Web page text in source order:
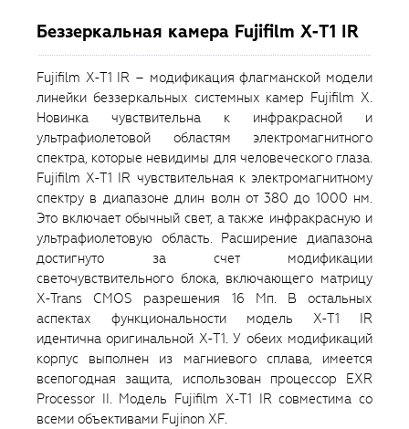
Беззеркальная камера Fujifilm X-T1 IR
Fujifilm X-T1 IR – модификация флагманской модели
линейки беззеркальных системных камер Fujifilm X.
Новинка чувствительна к инфракрасной и
ультрафиолетовой областям электромагнитного
спектра, которые невидимы для человеческого глаза.
Fujifilm X-T1 IR чувствительная к электромагнитному
спектру в диапазоне длин волн от 380 до 1000 нм.
Это включает обычный свет, а также инфракрасную и
ультрафиолетовую область. Расширение диапазона
достигнуто за счет модификации
светочувствительного блока, включающего матрицу
X-Trans CMOS разрешения 16 Мп. В остальных
аспектах функциональности модель X-T1 IR
идентична оригинальной X-T1. У обеих модификаций
корпус выполнен из магниевого сплава, имеется
всепогодная защита, использован процессор EXR
Processor II. Модель Fujifilm X-T1 IR совместима со
всеми объективами Fujinon XF.